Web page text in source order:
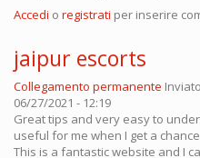
Accedi o registrati per inserire
jaipur escorts
Collegamento permanente
06/27/2021 - 12:19
Great tips and very easy to
useful for me when I get a
This is a fantastic website and I